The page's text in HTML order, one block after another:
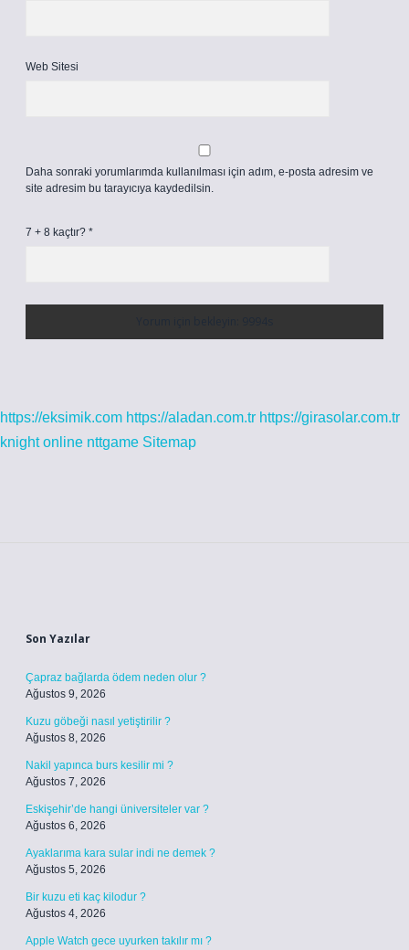
Web Sitesi
Daha sonraki yorumlarımda kullanılması için adım, e-posta adresim ve
site adresim bu tarayıcıya kaydedilsin.
7 + 8 kaçtır? *
https://eksimik.com https://aladan.com.tr https://girasolar.com.tr
knight online nttgame Sitemap
Son Yazılar
Çapraz bağlarda ödem neden olur ?
Ağustos 9, 2026
Kuzu göbeği nasıl yetiştirilir ?
Ağustos 8, 2026
Nakil yapınca burs kesilir mi ?
Ağustos 7, 2026
Eskişehir’de hangi üniversiteler var ?
Ağustos 6, 2026
Ayaklarıma kara sular indi ne demek ?
Ağustos 5, 2026
Bir kuzu eti kaç kilodur ?
Ağustos 4, 2026
Apple Watch gece uyurken takılır mı ?